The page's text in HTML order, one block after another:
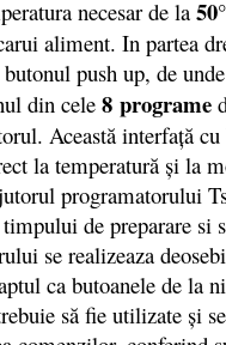
necesar de la
aliment. In partea
push up, de
din cele 8 programe
Această interfaţă
la temperatură şi la
programatorului
de preparare si
se realizeaza
ca butoanele de la
să fie utilizate şi